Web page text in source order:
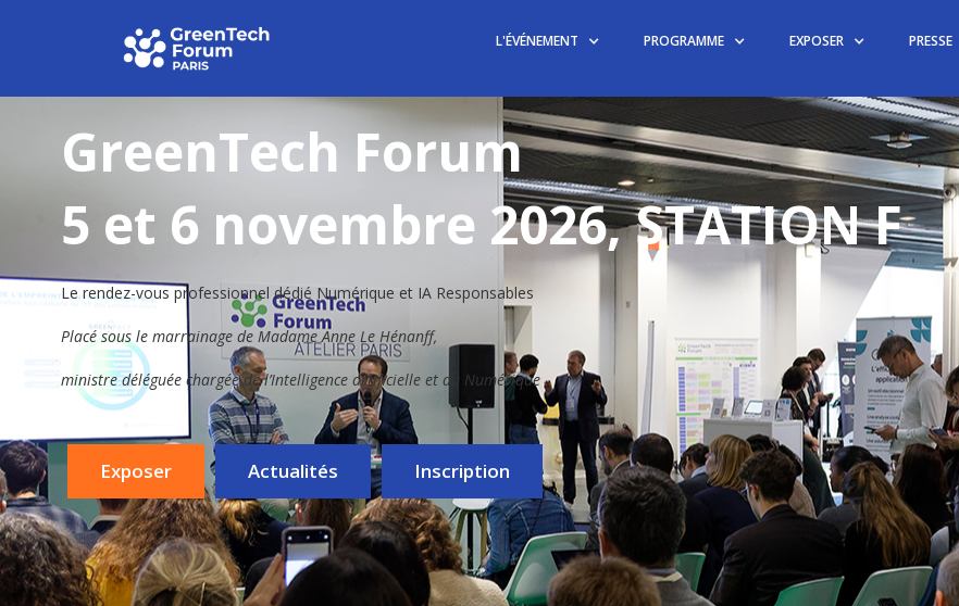
L'ÉVÉNEMENT PROGRAMME EXPOSER PRESSE
GreenTech Forum
5 et 6 novembre 2026, STATION F
Le rendez-vous professionnel dédié Numérique et IA Responsables
Placé sous le marrainage de Madame Anne Le Hénanff,
ministre déléguée chargée de l’Intelligence artificielle et du Numérique
Exposer Actualités Inscription